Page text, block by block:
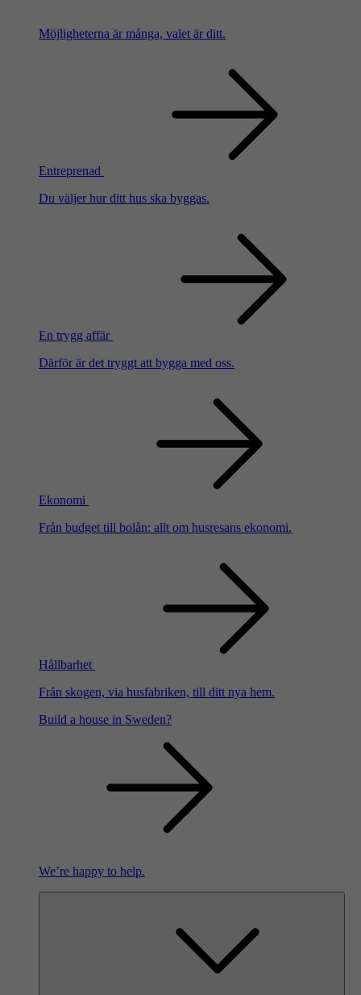
Möjligheterna är många, valet är ditt.
Entreprenad
Du väljer hur ditt hus ska byggas.
En trygg affär
Därför är det tryggt att bygga med oss.
Ekonomi
Från budget till bolån: allt om husresans ekonomi.
Hållbarhet
Från skogen, via husfabriken, till ditt nya hem.
Build a house in Sweden?
We’re happy to help.